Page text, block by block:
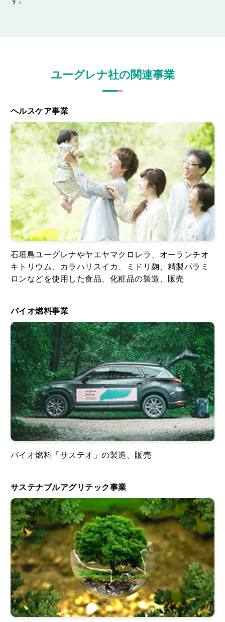
ユーグレナ社の関連事業
ヘルスケア事業
石垣島ユーグレナやヤエヤマクロレラ、オーランチオ
キトリウム、カラハリスイカ、ミドリ麹、精製パラミ
ロンなどを使用した食品、化粧品の製造、販売
バイオ燃料事業
バイオ燃料「サステオ」の製造、販売
サステナブルアグリテック事業